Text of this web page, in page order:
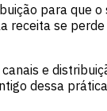
para que o
receita se
e
dessa